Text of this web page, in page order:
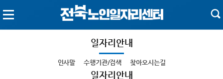
일자리안내
인사말 수행기관/검색 찾아오시는길
일자리안내